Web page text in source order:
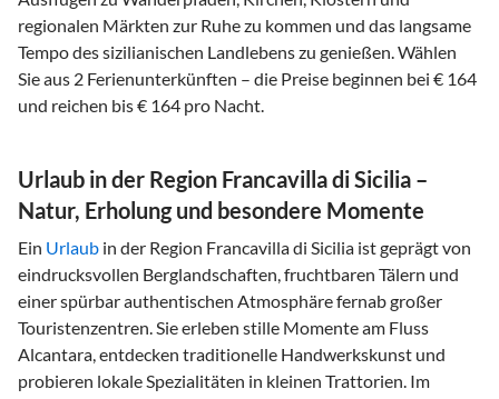
regionalen Märkten zur Ruhe zu kommen und das langsame
Tempo des sizilianischen Landlebens zu genießen. Wählen
Sie aus 2 Ferienunterkünften – die Preise beginnen bei € 164
und reichen bis € 164 pro Nacht.
Urlaub in der Region Francavilla di Sicilia –
Natur, Erholung und besondere Momente
Ein Urlaub in der Region Francavilla di Sicilia ist geprägt von
eindrucksvollen Berglandschaften, fruchtbaren Tälern und
einer spürbar authentischen Atmosphäre fernab großer
Touristenzentren. Sie erleben stille Momente am Fluss
Alcantara, entdecken traditionelle Handwerkskunst und
probieren lokale Spezialitäten in kleinen Trattorien. Im